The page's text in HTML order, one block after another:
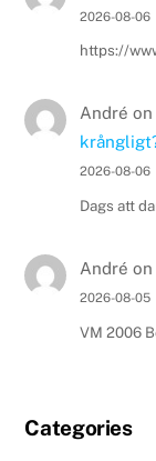
2026-08-06
https://
André on
2026-08-06
Dags att
André on
2026-08-05
VM 2006
Categories